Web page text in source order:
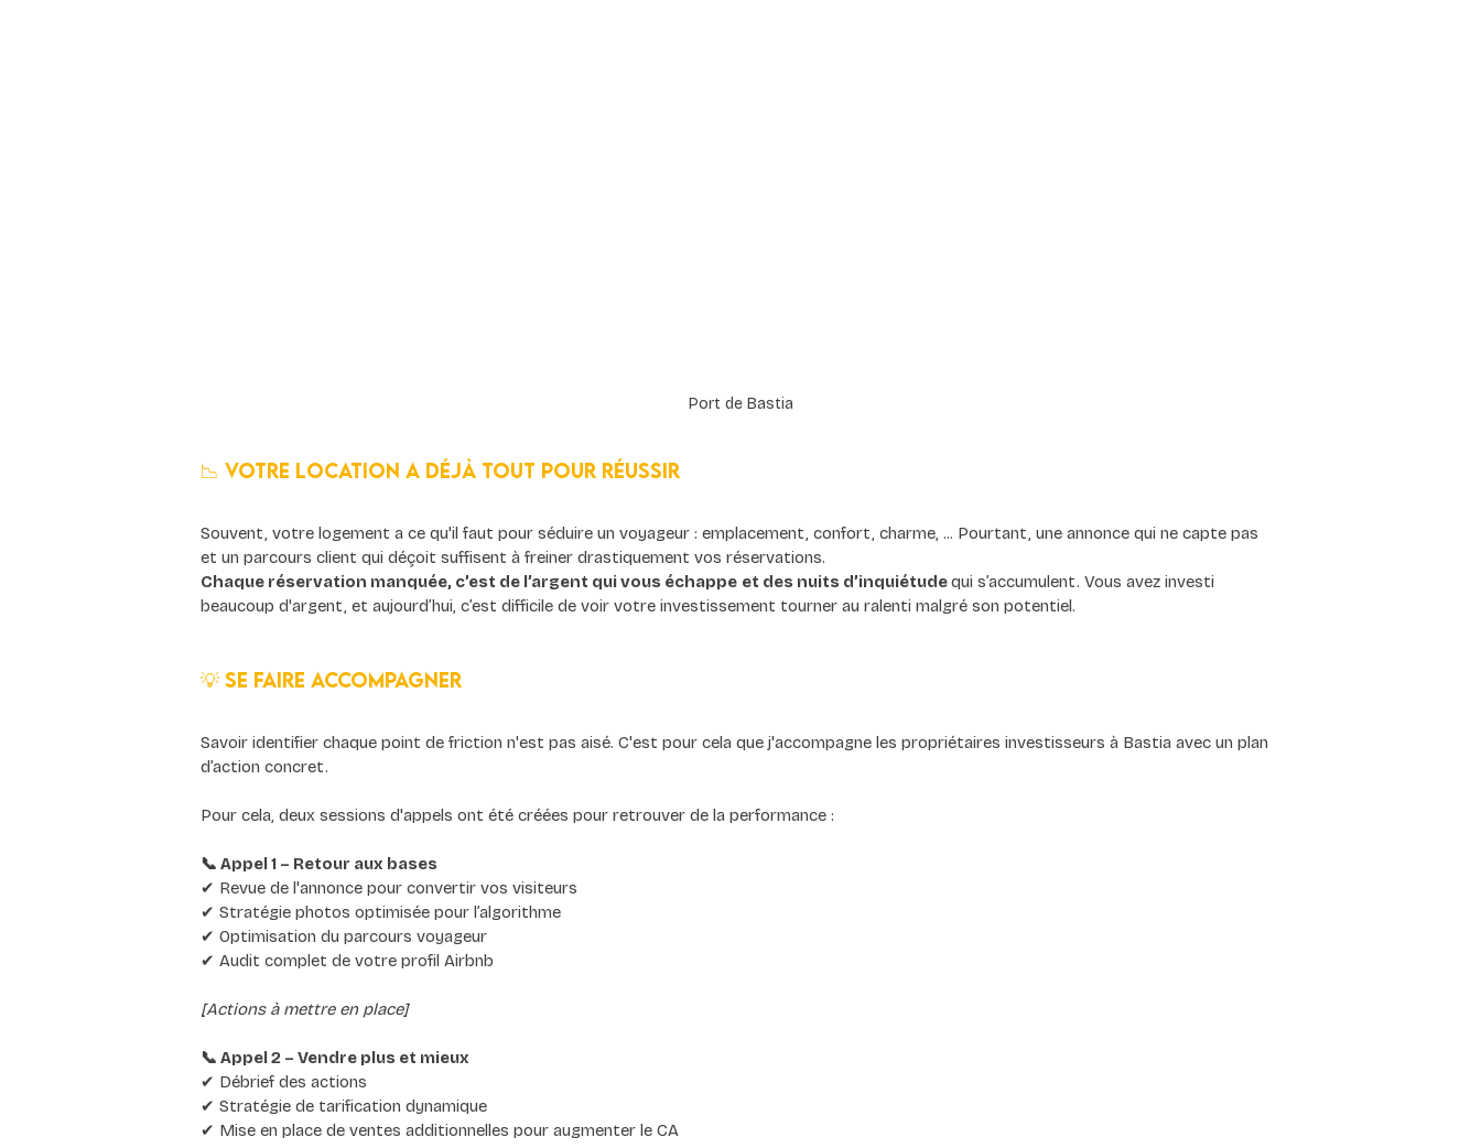
Port de Bastia
📉 Votre location a déjà tout pour réussir
Souvent, votre logement a ce qu'il faut pour séduire un voyageur : emplacement, confort, charme, ... Pourtant, une annonce qui ne capte pas
et un parcours client qui déçoit suffisent à freiner drastiquement vos réservations.
Chaque réservation manquée, c’est de l’argent qui vous échappe et des nuits d’inquiétude qui s’accumulent. Vous avez investi
beaucoup d'argent, et aujourd’hui, c’est difficile de voir votre investissement tourner au ralenti malgré son potentiel.
💡 Se faire accompagner
Savoir identifier chaque point de friction n'est pas aisé. C'est pour cela que j'accompagne les propriétaires investisseurs à Bastia avec un plan
d’action concret.
Pour cela, deux sessions d'appels ont été créées pour retrouver de la performance :
📞 Appel 1 – Retour aux bases
✔ Revue de l'annonce pour convertir vos visiteurs
✔ Stratégie photos optimisée pour l’algorithme
✔ Optimisation du parcours voyageur
✔ Audit complet de votre profil Airbnb
[Actions à mettre en place]
📞 Appel 2 – Vendre plus et mieux
✔ Débrief des actions
✔ Stratégie de tarification dynamique
✔ Mise en place de ventes additionnelles pour augmenter le CA